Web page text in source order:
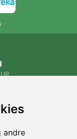
andre
som helst inden for